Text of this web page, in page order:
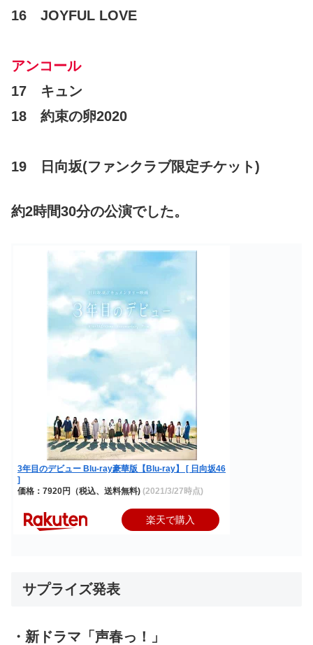
16 JOYFUL LOVE
アンコール
17 キュン
18 約束の卵2020
19 日向坂(ファンクラブ限定チケット)
約2時間30分の公演でした。
3年目のデビュー Blu-ray豪華版【Blu-ray】 [ 日向坂46
]
価格：7920円（税込、送料無料) (2021/3/27時点)
楽天で購入
サプライズ発表
・新ドラマ「声春っ！」